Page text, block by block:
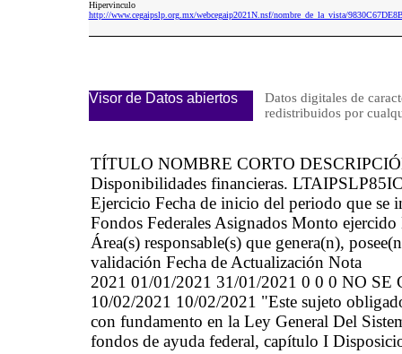
Hipervinculo
http://www.cegaipslp.org.mx/webcegaip2021N.nsf/nombre_de_la_vista/
Visor de Datos abiertos
Datos digitales de
redistribuidos por
TÍTULO NOMBRE CORTO
Disponibilidades financieras.
Ejercicio Fecha de inicio del periodo que se
Fondos Federales Asignados Monto
Área(s) responsable(s) que genera(n),
validación Fecha de Actualización Nota
2021 01/01/2021 31/01/2021 0 0 0 NO
10/02/2021 10/02/2021 "Este sujeto
con fundamento en la Ley General Del
fondos de ayuda federal, capítulo I